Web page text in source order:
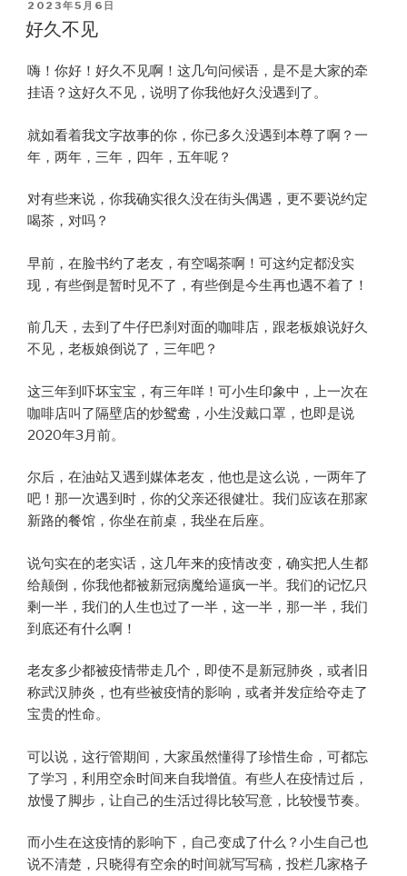
POSTED
ON
2023年5月6日
好久不见
嗨！你好！好久不见啊！这几句问候语，是不是大家的牵
挂语？这好久不见，说明了你我他好久没遇到了。
就如看着我文字故事的你，你已多久没遇到本尊了啊？一
年，两年，三年，四年，五年呢？
对有些来说，你我确实很久没在街头偶遇，更不要说约定
喝茶，对吗？
早前，在脸书约了老友，有空喝茶啊！可这约定都没实
现，有些倒是暂时见不了，有些倒是今生再也遇不着了！
前几天，去到了牛仔巴刹对面的咖啡店，跟老板娘说好久
不见，老板娘倒说了，三年吧？
这三年到吓坏宝宝，有三年咩！可小生印象中，上一次在
咖啡店叫了隔壁店的炒鸳鸯，小生没戴口罩，也即是说
2020年3月前。
尔后，在油站又遇到媒体老友，他也是这么说，一两年了
吧！那一次遇到时，你的父亲还很健壮。我们应该在那家
新路的餐馆，你坐在前桌，我坐在后座。
说句实在的老实话，这几年来的疫情改变，确实把人生都
给颠倒，你我他都被新冠病魔给逼疯一半。我们的记忆只
剩一半，我们的人生也过了一半，这一半，那一半，我们
到底还有什么啊！
老友多少都被疫情带走几个，即使不是新冠肺炎，或者旧
称武汉肺炎，也有些被疫情的影响，或者并发症给夺走了
宝贵的性命。
可以说，这行管期间，大家虽然懂得了珍惜生命，可都忘
了学习，利用空余时间来自我增值。有些人在疫情过后，
放慢了脚步，让自己的生活过得比较写意，比较慢节奏。
而小生在这疫情的影响下，自己变成了什么？小生自己也
说不清楚，只晓得有空余的时间就写写稿，投栏几家格子